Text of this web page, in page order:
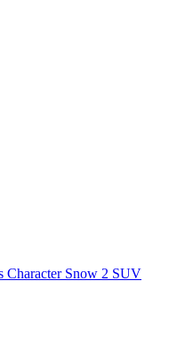
Snow 2 SUV